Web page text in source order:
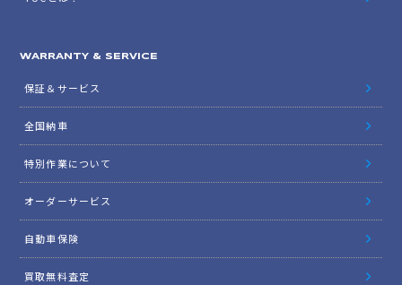
WARRANTY & SERVICE
保証＆サービス
全国納車
特別作業について
オーダーサービス
自動車保険
買取無料査定